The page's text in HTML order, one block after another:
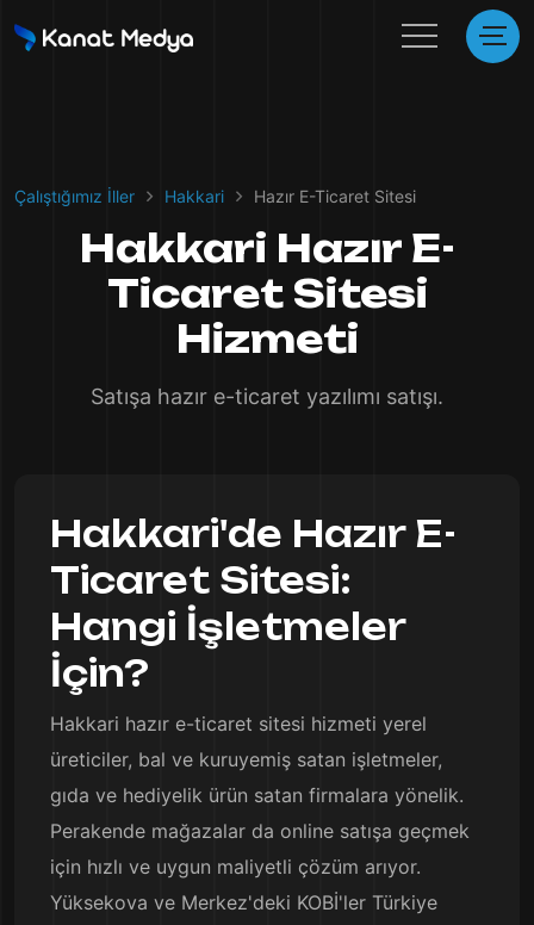
Çalıştığımız İller Hakkari Hazır E-Ticaret Sitesi
Hakkari Hazır E-
Ticaret Sitesi
Hizmeti
Satışa hazır e-ticaret yazılımı satışı.
Hakkari'de Hazır E-
Ticaret Sitesi:
Hangi İşletmeler
İçin?
Hakkari hazır e-ticaret sitesi hizmeti yerel
üreticiler, bal ve kuruyemiş satan işletmeler,
gıda ve hediyelik ürün satan firmalara yönelik.
Perakende mağazalar da online satışa geçmek
için hızlı ve uygun maliyetli çözüm arıyor.
Yüksekova ve Merkez'deki KOBİ'ler Türkiye